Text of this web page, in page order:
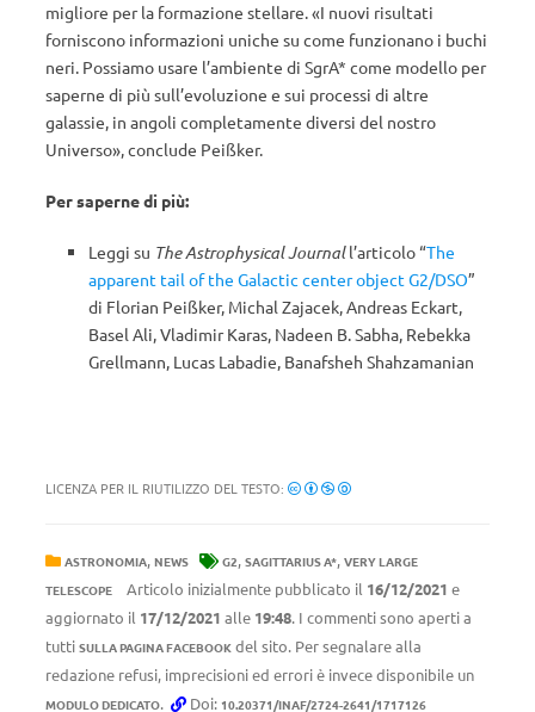
migliore per la formazione stellare. «I nuovi risultati
forniscono informazioni uniche su come funzionano i buchi
neri. Possiamo usare l’ambiente di SgrA* come modello per
saperne di più sull’evoluzione e sui processi di altre
galassie, in angoli completamente diversi del nostro
Universo», conclude Peißker.
Per saperne di più:
Leggi su The Astrophysical Journall’articolo “The
apparent tail of the Galactic center object G2/DSO”
di Florian Peißker, Michal Zajacek, Andreas Eckart,
Basel Ali, Vladimir Karas, Nadeen B. Sabha, Rebekka
Grellmann, Lucas Labadie, Banafsheh Shahzamanian
LICENZA PER IL RIUTILIZZO DEL TESTO:
ASTRONOMIA, NEWS G2, SAGITTARIUS A*, VERY LARGE
TELESCOPE
Articolo inizialmente pubblicato il 16/12/2021 e
aggiornato il 17/12/2021 alle 19:48. I commenti sono aperti a
tutti SULLA PAGINA FACEBOOK del sito. Per segnalare alla
redazione refusi, imprecisioni ed errori è invece disponibile un
MODULO DEDICATO. Doi: 10.20371/INAF/2724-2641/1717126